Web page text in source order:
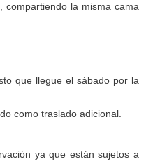
la misma cama
que llegue el sábado por la
como traslado adicional.
ya que están sujetos a